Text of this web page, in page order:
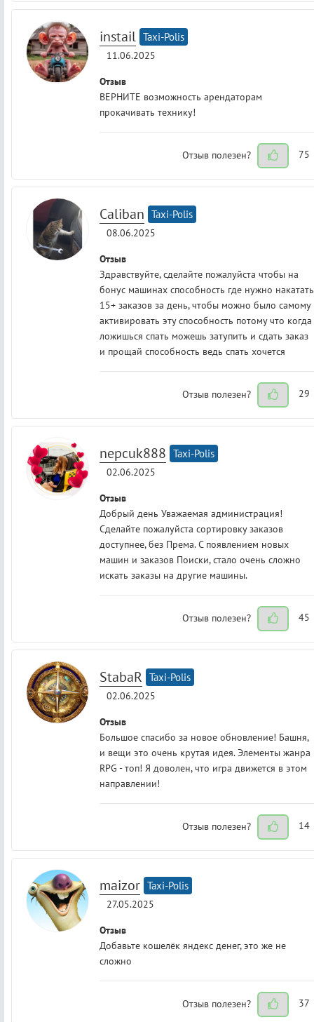
instail Taxi-Polis
11.06.2025
Отзыв
ВЕРНИТЕ возможность арендаторам
прокачивать технику!
Отзыв полезен? 75
Caliban Taxi-Polis
08.06.2025
Отзыв
Здравствуйте, сделайте пожалуйста чтобы на
бонус машинах способность где нужно накатать
15+ заказов за день, чтобы можно было самому
активировать эту способность потому что когда
ложишься спать можешь затупить и сдать заказ
и прощай способность ведь спать хочется
Отзыв полезен? 29
nepcuk888 Taxi-Polis
02.06.2025
Отзыв
Добрый день Уважаемая администрация!
Сделайте пожалуйста сортировку заказов
доступнее, без Према. С появлением новых
машин и заказов Поиски, стало очень сложно
искать заказы на другие машины.
Отзыв полезен? 45
StabaR Taxi-Polis
02.06.2025
Отзыв
Большое спасибо за новое обновление! Башня,
и вещи это очень крутая идея. Элементы жанра
RPG - топ! Я доволен, что игра движется в этом
направлении!
Отзыв полезен? 14
maizor Taxi-Polis
27.05.2025
Отзыв
Добавьте кошелёк яндекс денег, это же не
сложно
Отзыв полезен? 37